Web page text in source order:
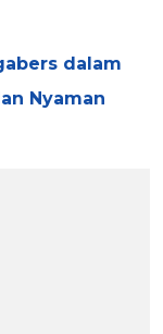
dalam
Nyaman